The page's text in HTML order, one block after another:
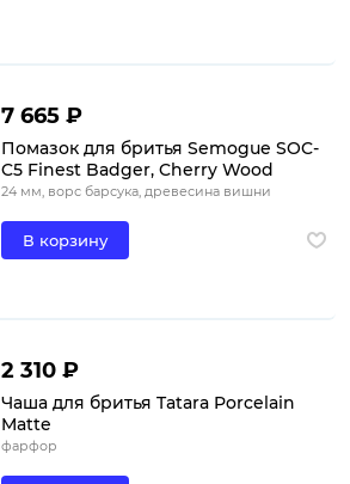
7 665 ₽
Помазок для бритья Semogue SOC-
C5 Finest Badger, Cherry Wood
24 мм, ворс барсука, древесина вишни
В корзину
2 310 ₽
Чаша для бритья Tatara Porcelain
Matte
фарфор